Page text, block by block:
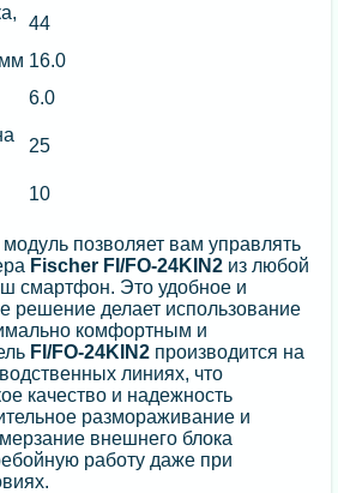
44
16.0
6.0
25
10
позволяет вам управлять
Fischer FI/FO-24KIN2 из любой
смартфон. Это удобное и
решение делает использование
комфортным и
FI/FO-24KIN2 производится на
линиях, что
качество и надежность
размораживание и
внешнего блока
работу даже при